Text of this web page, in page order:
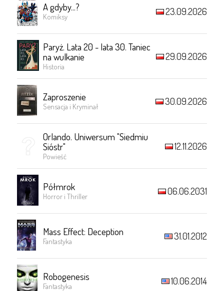
A gdyby...?
Komiksy 23.09.2026
Paryż. Lata 20 - lata 30. Taniec
na wulkanie
Historia
29.09.2026
Zaproszenie
Sensacja i Kryminał 30.09.2026
Orlando. Uniwersum "Siedmiu
Sióstr"
Powieść
12.11.2026
Półmrok
Horror i Thriller 06.06.2031
Mass Effect: Deception
Fantastyka 31.01.2012
Robogenesis
Fantastyka 10.06.2014